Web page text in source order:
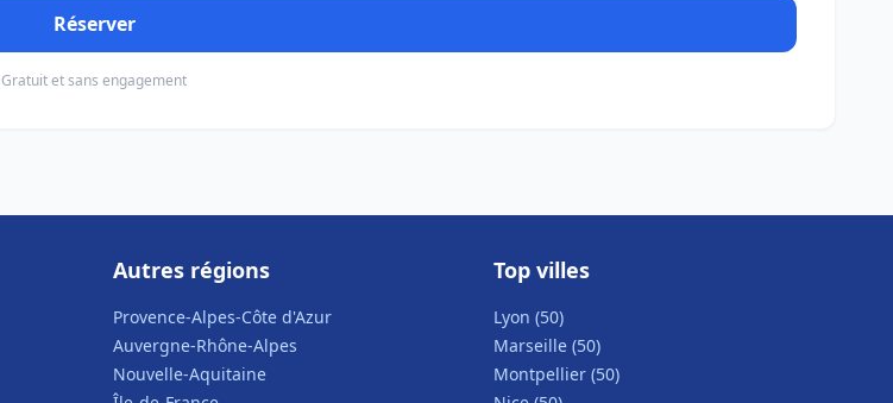
Réserver
Gratuit et sans engagement
Autres régions
Provence-Alpes-Côte d'Azur
Auvergne-Rhône-Alpes
Nouvelle-Aquitaine
Top villes
Lyon (50)
Marseille (50)
Montpellier (50)